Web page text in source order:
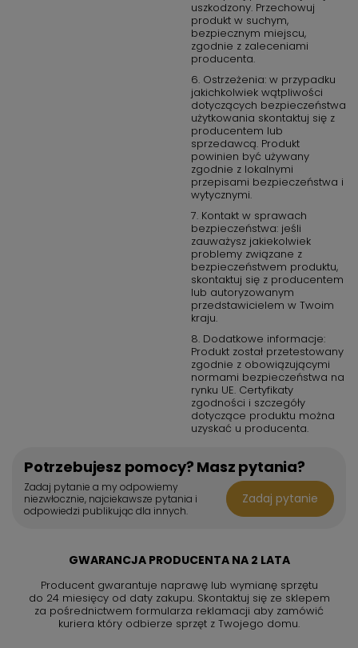
uszkodzony. Przechowuj
produkt w suchym,
bezpiecznym miejscu,
zgodnie z zaleceniami
producenta.
6. Ostrzeżenia: w przypadku
jakichkolwiek wątpliwości
dotyczących bezpieczeństwa
użytkowania skontaktuj się z
producentem lub
sprzedawcą. Produkt
powinien być używany
zgodnie z lokalnymi
przepisami bezpieczeństwa i
wytycznymi.
7. Kontakt w sprawach
bezpieczeństwa: jeśli
zauważysz jakiekolwiek
problemy związane z
bezpieczeństwem produktu,
skontaktuj się z producentem
lub autoryzowanym
przedstawicielem w Twoim
kraju.
8. Dodatkowe informacje:
Produkt został przetestowany
zgodnie z obowiązującymi
normami bezpieczeństwa na
rynku UE. Certyfikaty
zgodności i szczegóły
dotyczące produktu można
uzyskać u producenta.
Potrzebujesz pomocy? Masz pytania?
Zadaj pytanie a my odpowiemy
niezwłocznie, najciekawsze pytania i
odpowiedzi publikując dla innych.
Zadaj pytanie
GWARANCJA PRODUCENTA NA 2 LATA
Producent gwarantuje naprawę lub wymianę sprzętu
do 24 miesięcy od daty zakupu. Skontaktuj się ze sklepem
za pośrednictwem formularza reklamacji aby zamówić
kuriera który odbierze sprzęt z Twojego domu.